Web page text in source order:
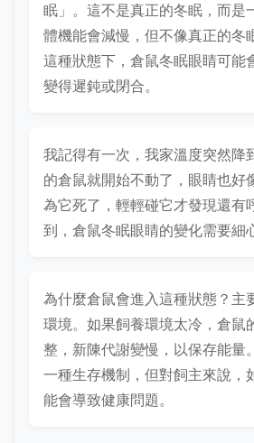
眠」。這不是真正的冬眠，而是
體機能會減慢，但不像真正的冬
這種狀態下，倉鼠冬眠眼睛可能
變得遲鈍或閉合。
我記得有一次，我家溫度突然降
的倉鼠就開始不動了，眼睛也好
為它死了，輕輕碰它才發現還有
到，倉鼠冬眠眼睛的變化需要細
為什麼倉鼠會進入這種狀態？主
環境。如果飼養環境太冷，倉鼠
整，新陳代謝變慢，以保存能量
一種生存機制，但對飼主來說，
能會導致健康問題。